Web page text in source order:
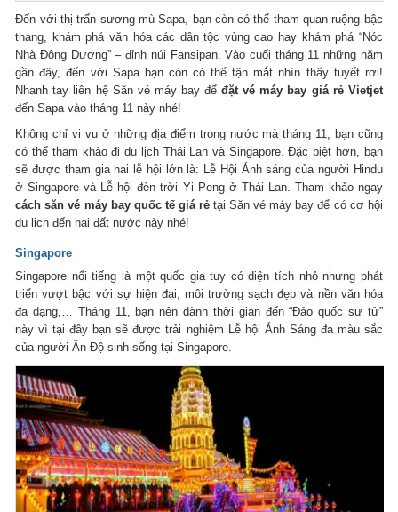
Đến với thị trấn sương mù Sapa, bạn còn có thể tham quan ruộng bậc
thang, khám phá văn hóa các dân tộc vùng cao hay khám phá “Nóc
Nhà Đông Dương” – đỉnh núi Fansipan. Vào cuối tháng 11 những năm
gần đây, đến với Sapa bạn còn có thể tận mắt nhìn thấy tuyết rơi!
Nhanh tay liên hệ Săn vé máy bay đểđặt vé máy bay giá rẻ Vietjet
đến Sapa vào tháng 11 này nhé!
Không chỉ vi vu ở những địa điểm trong nước mà tháng 11, bạn cũng
có thể tham khảo đi du lịch Thái Lan và Singapore. Đặc biệt hơn, bạn
sẽ được tham gia hai lễ hội lớn là: Lễ Hội Ánh sáng của người Hindu
ở Singapore và Lễ hội đèn trời Yi Peng ở Thái Lan. Tham khảo ngay
cách săn vé máy bay quốc tế giá rẻtại Săn vé máy bay để có cơ hội
du lịch đến hai đất nước này nhé!
Singapore
Singapore nổi tiếng là một quốc gia tuy có diện tích nhỏ nhưng phát
triển vượt bậc với sự hiện đại, môi trường sạch đẹp và nền văn hóa
đa dạng,… Tháng 11, bạn nên dành thời gian đến “Đảo quốc sư tử”
này vì tại đây bạn sẽ được trải nghiệm Lễ hội Ánh Sáng đa màu sắc
của người Ấn Độ sinh sống tại Singapore.